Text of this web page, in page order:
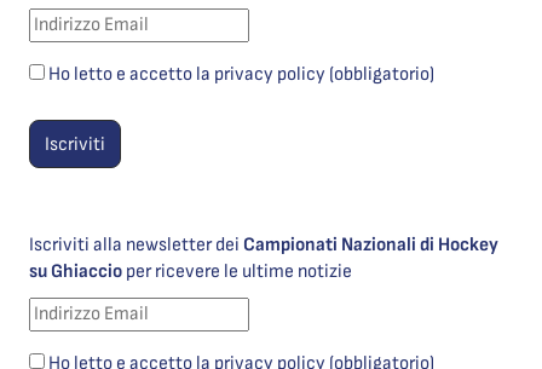
Ho letto e accetto la privacy policy (obbligatorio)
Iscriviti alla newsletter dei Campionati Nazionali di Hockey
su Ghiaccio per ricevere le ultime notizie
Ho letto e accetto la privacy policy (obbligatorio)